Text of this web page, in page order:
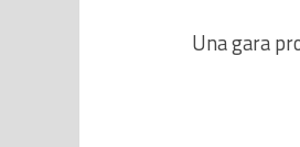
Una gara